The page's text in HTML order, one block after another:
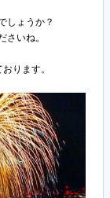
しょうか？
さいね。
ります。